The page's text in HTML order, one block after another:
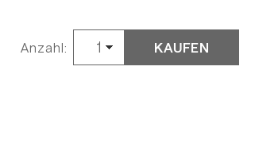
Anzahl: KAUFEN